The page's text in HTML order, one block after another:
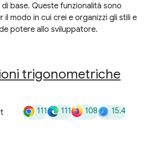
di base. Queste funzionalità sono
il modo in cui crei e organizzi gli stili e
potere allo sviluppatore.
trigonometriche
111 111 108 15.4